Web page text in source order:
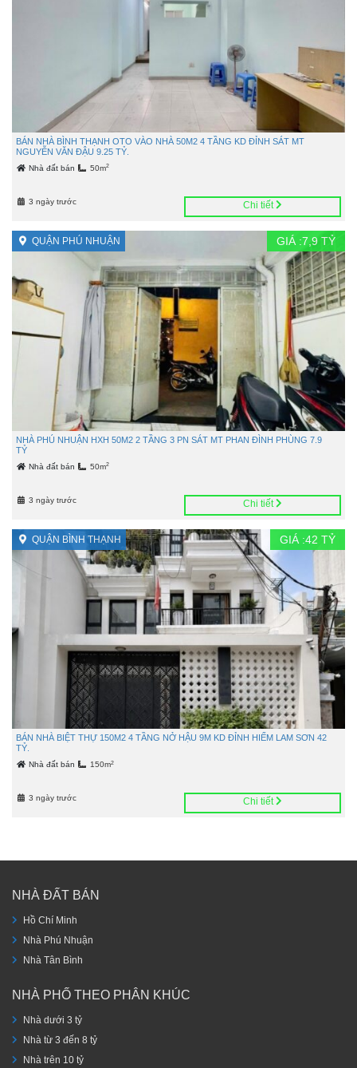
BÁN NHÀ BÌNH THẠNH OTO VÀO NHÀ 50M2 4 TẦNG KD ĐỈNH SÁT MT
NGUYỄN VĂN ĐẬU 9.25 TỶ.
Nhà đất bán 50m2
3 ngày trước Chi tiết
QUẬN PHÚ NHUẬN GIÁ :7,9 TỶ
NHÀ PHÚ NHUẬN HXH 50M2 2 TẦNG 3 PN SÁT MT PHAN ĐÌNH PHÙNG 7.9
TỶ
Nhà đất bán 50m2
3 ngày trước Chi tiết
QUẬN BÌNH THẠNH GIÁ :42 TỶ
BÁN NHÀ BIỆT THỰ 150M2 4 TẦNG NỞ HẬU 9M KD ĐỈNH HIẾM LAM SƠN 42
TỶ.
Nhà đất bán 150m2
3 ngày trước Chi tiết
NHÀ ĐẤT BÁN
Hồ Chí Minh
Nhà Phú Nhuận
Nhà Tân Bình
NHÀ PHỐ THEO PHÂN KHÚC
Nhà dưới 3 tỷ
Nhà từ 3 đến 8 tỷ
Nhà trên 10 tỷ